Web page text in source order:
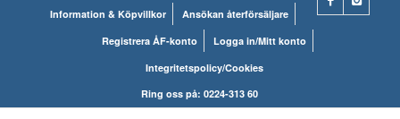
Information & Köpvillkor
Ansökan återförsäljare
Registrera ÅF-konto
Logga in/Mitt konto
Integritetspolicy/Cookies
Ring oss på: 0224-313 60